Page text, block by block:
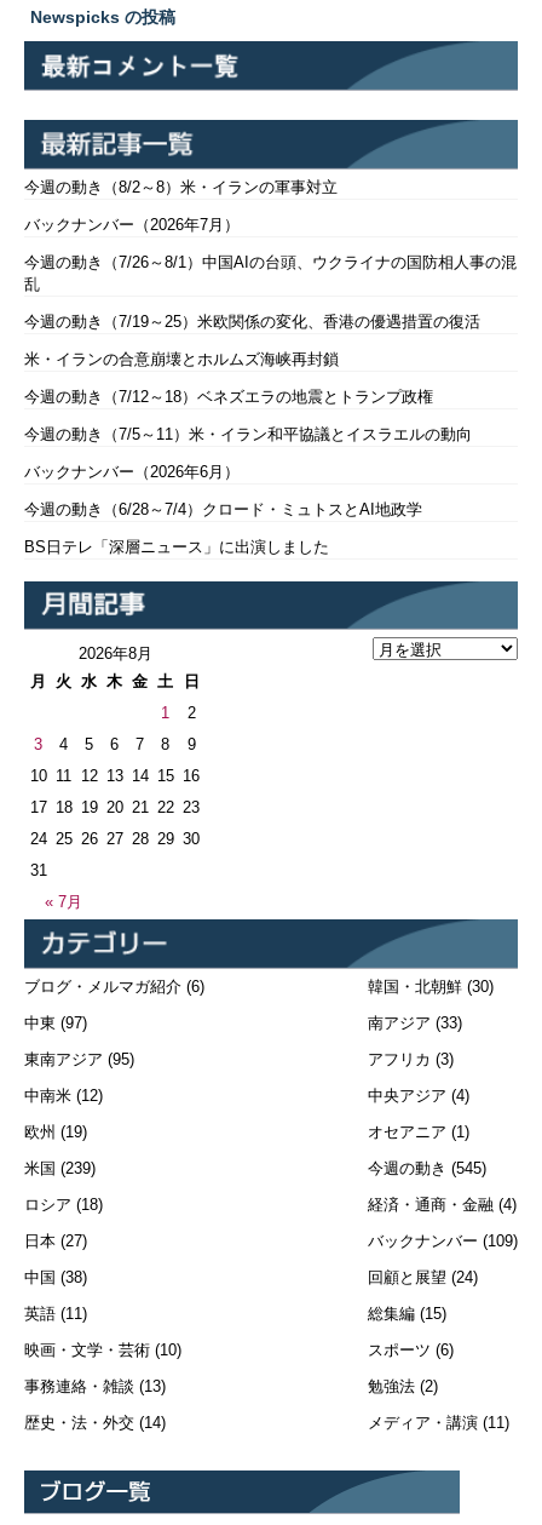
Newspicks の投稿
今週の動き（8/2～8）米・イランの軍事対立
バックナンバー（2026年7月）
今週の動き（7/26～8/1）中国AIの台頭、ウクライナの国防相人事の混
乱
今週の動き（7/19～25）米欧関係の変化、香港の優遇措置の復活
米・イランの合意崩壊とホルムズ海峡再封鎖
今週の動き（7/12～18）ベネズエラの地震とトランプ政権
今週の動き（7/5～11）米・イラン和平協議とイスラエルの動向
バックナンバー（2026年6月）
今週の動き（6/28～7/4）クロード・ミュトスとAI地政学
BS日テレ「深層ニュース」に出演しました
2026年8月
月
火 水 木 金 土 日
« 7月
1
2
3
4 5 6 7 8
9
10 11 12 13 14 15 16
17 18 19 20 21 22 23
24 25 26 27 28 29 30
31
ブログ・メルマガ紹介 (6)
中東 (97)
東南アジア (95)
中南米 (12)
欧州 (19)
米国 (239)
ロシア (18)
日本 (27)
中国 (38)
英語 (11)
映画・文学・芸術 (10)
事務連絡・雑談 (13)
歴史・法・外交 (14)
韓国・北朝鮮 (30)
南アジア (33)
アフリカ (3)
中央アジア (4)
オセアニア (1)
今週の動き (545)
経済・通商・金融 (4)
バックナンバー (109)
回顧と展望 (24)
総集編 (15)
スポーツ (6)
勉強法 (2)
メディア・講演 (11)